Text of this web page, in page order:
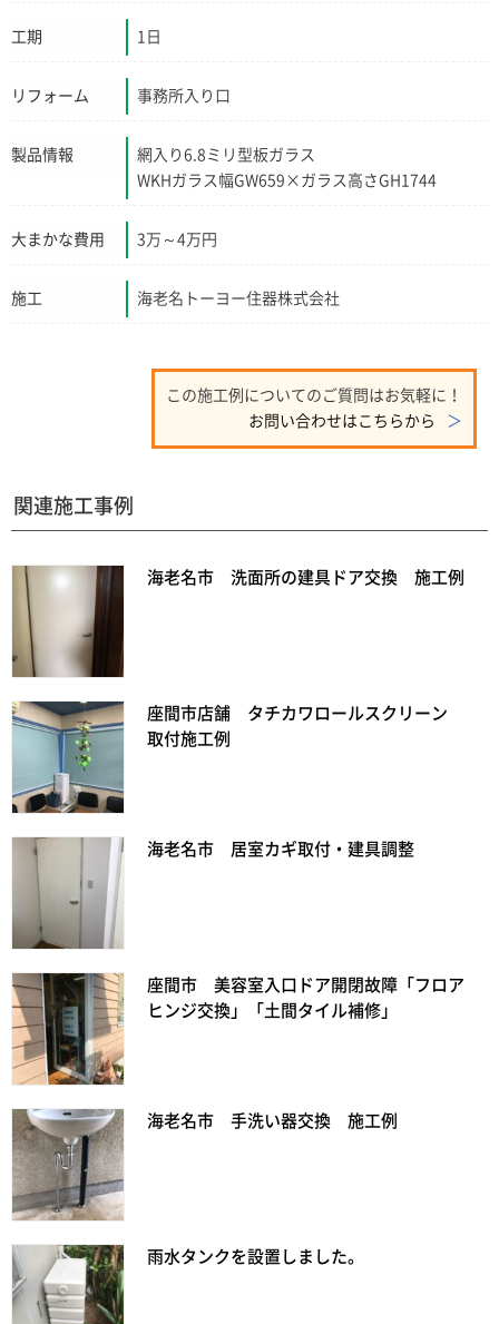
工期 1日
リフォーム 事務所入り口
製品情報
網入り6.8ミリ型板ガラス
WKHガラス幅GW659×ガラス高さGH1744
大まかな費用 3万～4万円
施工 海老名トーヨー住器株式会社
この施工例についてのご質問はお気軽に！
お問い合わせはこちらから
関連施工事例
海老名市 洗面所の建具ドア交換 施工例
座間市店舗 タチカワロールスクリーン
取付施工例
海老名市 居室カギ取付・建具調整
座間市 美容室入口ドア開閉故障「フロア
ヒンジ交換」「土間タイル補修」
海老名市 手洗い器交換 施工例
雨水タンクを設置しました。